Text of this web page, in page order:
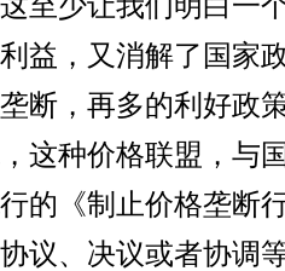
益，又消解了国家
断，再多的利好政
这种价格联盟，与
的《制止价格垄断
议、决议或者协调